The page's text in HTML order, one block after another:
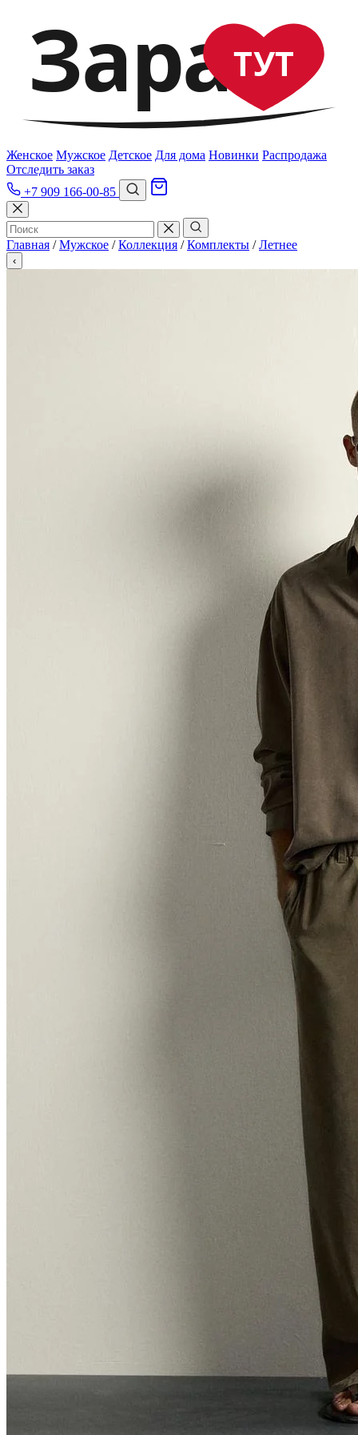
ЗараТУТ
Женское Мужское Детское Для дома Новинки Распродажа
Отследить заказ
+7 909 166-00-85
Главная / Мужское / Коллекция / Комплекты / Летнее
‹